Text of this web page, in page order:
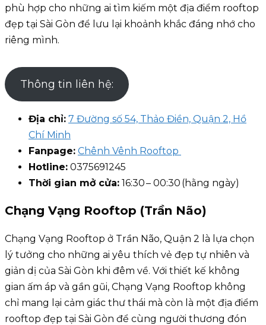
phù hợp cho những ai tìm kiếm một địa điểm rooftop
đẹp tại Sài Gòn để lưu lại khoảnh khắc đáng nhớ cho
riêng mình.
Thông tin liên hệ:
Địa chỉ: 7 Đường số 54, Thảo Điền, Quận 2, Hồ
Chí Minh
Fanpage: Chênh Vênh Rooftop
Hotline: 0375691245
Thời gian mở cửa: 16:30 – 00:30 (hằng ngày)
Chạng Vạng Rooftop (Trần Não)
Chạng Vạng Rooftop ở Trần Não, Quận 2 là lựa chọn
lý tưởng cho những ai yêu thích vẻ đẹp tự nhiên và
giản dị của Sài Gòn khi đêm về. Với thiết kế không
gian ấm áp và gần gũi, Chạng Vạng Rooftop không
chỉ mang lại cảm giác thư thái mà còn là một địa điểm
rooftop đẹp tại Sài Gòn để cùng người thương đón